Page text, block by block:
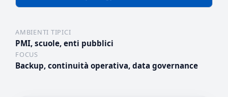
AMBIENTI TIPICI
PMI, scuole, enti pubblici
FOCUS
Backup, continuità operativa, data governance